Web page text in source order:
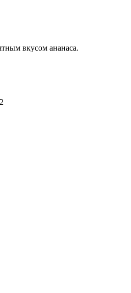
вкусом ананаса.